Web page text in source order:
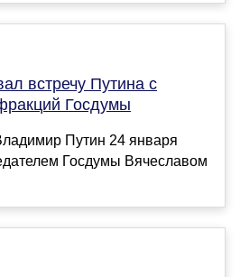
встречу Путина с
Госдумы
Путин 24 января
Госдумы Вячеславом